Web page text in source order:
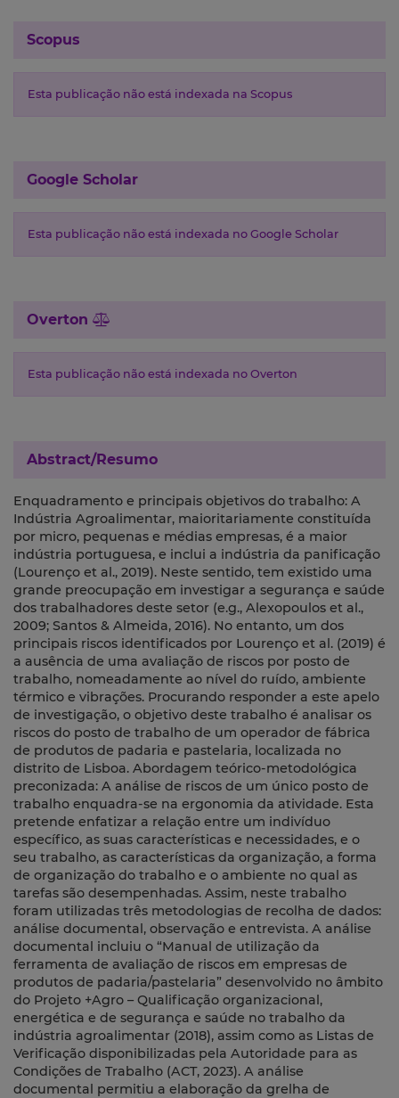
Scopus
Esta publicação não está indexada na Scopus
Google Scholar
Esta publicação não está indexada no Google Scholar
Overton
Esta publicação não está indexada no Overton
Abstract/Resumo
Enquadramento e principais objetivos do trabalho: A
Indústria Agroalimentar, maioritariamente constituída
por micro, pequenas e médias empresas, é a maior
indústria portuguesa, e inclui a indústria da panificação
(Lourenço et al., 2019). Neste sentido, tem existido uma
grande preocupação em investigar a segurança e saúde
dos trabalhadores deste setor (e.g., Alexopoulos et al.,
2009; Santos & Almeida, 2016). No entanto, um dos
principais riscos identificados por Lourenço et al. (2019) é
a ausência de uma avaliação de riscos por posto de
trabalho, nomeadamente ao nível do ruído, ambiente
térmico e vibrações. Procurando responder a este apelo
de investigação, o objetivo deste trabalho é analisar os
riscos do posto de trabalho de um operador de fábrica
de produtos de padaria e pastelaria, localizada no
distrito de Lisboa. Abordagem teórico-metodológica
preconizada: A análise de riscos de um único posto de
trabalho enquadra-se na ergonomia da atividade. Esta
pretende enfatizar a relação entre um indivíduo
específico, as suas características e necessidades, e o
seu trabalho, as características da organização, a forma
de organização do trabalho e o ambiente no qual as
tarefas são desempenhadas. Assim, neste trabalho
foram utilizadas três metodologias de recolha de dados:
análise documental, observação e entrevista. A análise
documental incluiu o “Manual de utilização da
ferramenta de avaliação de riscos em empresas de
produtos de padaria/pastelaria” desenvolvido no âmbito
do Projeto +Agro – Qualificação organizacional,
energética e de segurança e saúde no trabalho da
indústria agroalimentar (2018), assim como as Listas de
Verificação disponibilizadas pela Autoridade para as
Condições de Trabalho (ACT, 2023). A análise
documental permitiu a elaboração da grelha de